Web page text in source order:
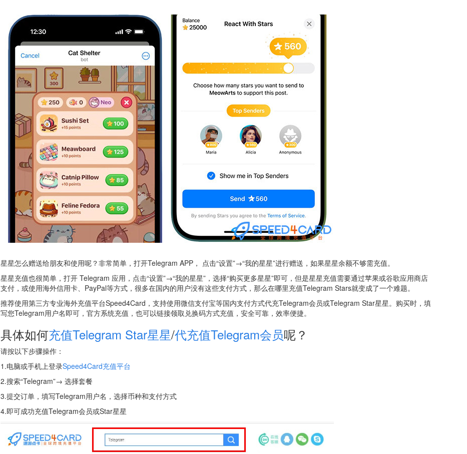
星星怎么赠送给朋友和使用呢？非常简单，打开Telegram APP， 点击“设置”→“我的星星”进行赠送，如果星星余额不够需充值。
星星充值也很简单，打开 Telegram 应用，点击“设置”→“我的星星”，选择“购买更多星星”即可，但是星星充值需要通过苹果或谷歌应用商店
支付，或使用海外信用卡、PayPal等方式，很多在国内的用户没有这些支付方式，那么在哪里充值Telegram Stars就变成了一个难题。
推荐使用第三方专业海外充值平台Speed4Card，支持使用微信支付宝等国内支付方式代充Telegram会员或Telegram Star星星。购买时，填
写您Telegram用户名即可，官方系统充值，也可以链接领取兑换码方式充值，安全可靠，效率便捷。
具体如何充值Telegram Star星星/代充值Telegram会员呢？
请按以下步骤操作：
1.电脑或手机上登录Speed4Card充值平台
2.搜索“Telegram”→ 选择套餐
3.提交订单，填写Telegram用户名，选择币种和支付方式
4.即可成功充值Telegram会员或Star星星